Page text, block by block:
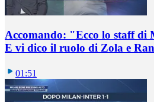
Accomando: "Ecco lo staff di
E vi dico il ruolo di Zola e
01:51